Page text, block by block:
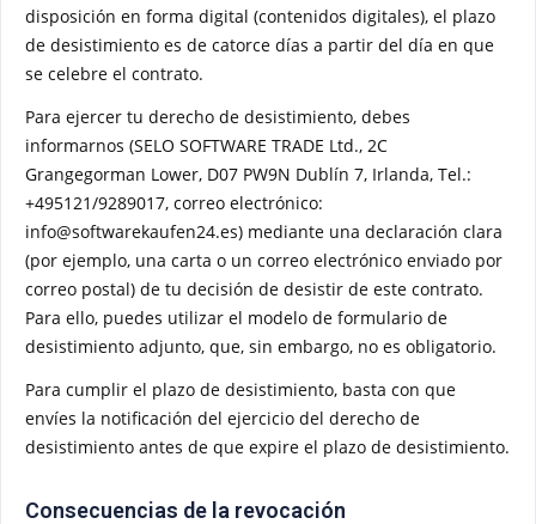
disposición en forma digital (contenidos digitales), el plazo
de desistimiento es de catorce días a partir del día en que
se celebre el contrato.
Para ejercer tu derecho de desistimiento, debes
informarnos (SELO SOFTWARE TRADE Ltd., 2C
Grangegorman Lower, D07 PW9N Dublín 7, Irlanda, Tel.:
+495121/9289017, correo electrónico:
info@softwarekaufen24.es) mediante una declaración clara
(por ejemplo, una carta o un correo electrónico enviado por
correo postal) de tu decisión de desistir de este contrato.
Para ello, puedes utilizar el modelo de formulario de
desistimiento adjunto, que, sin embargo, no es obligatorio.
Para cumplir el plazo de desistimiento, basta con que
envíes la notificación del ejercicio del derecho de
desistimiento antes de que expire el plazo de desistimiento.
Consecuencias de la revocación